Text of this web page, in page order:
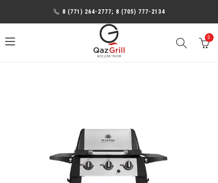
8 (771) 264-2777; 8 (705) 777-2134
0